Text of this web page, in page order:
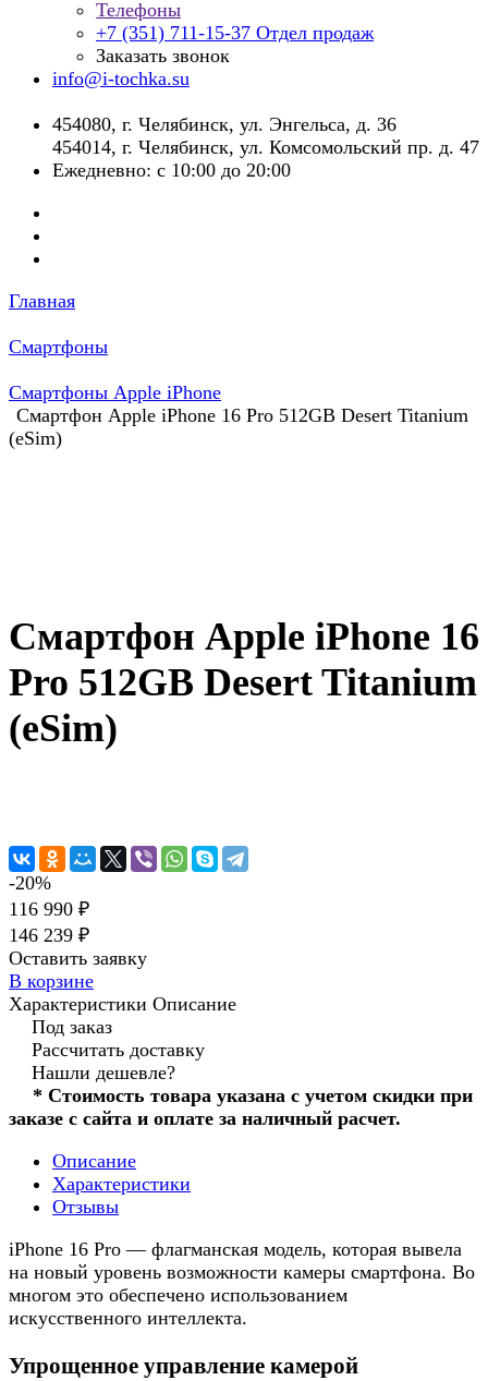
Телефоны
+7 (351) 711-15-37 Отдел продаж
Заказать звонок
info@i-tochka.su
​454080, г. Челябинск, ул. Энгельса, д. 36
454014, г. Челябинск, ул. Комсомольский пр. д. 47
Ежедневно: с 10:00 до 20:00
Главная
Смартфоны
Смартфоны Apple iPhone
Смартфон Apple iPhone 16 Pro 512GB Desert Titanium
(eSim)
Смартфон Apple iPhone 16
Pro 512GB Desert Titanium
(eSim)
-20%
116 990 ₽
146 239 ₽
Оставить заявку
В корзине
Характеристики Описание
Под заказ
Рассчитать доставку
Нашли дешевле?
* Стоимость товара указана с учетом скидки при
заказе с сайта и оплате за наличный расчет.
Описание
Характеристики
Отзывы
iPhone 16 Pro — флагманская модель, которая вывела
на новый уровень возможности камеры смартфона. Во
многом это обеспечено использованием
искусственного интеллекта.
Упрощенное управление камерой